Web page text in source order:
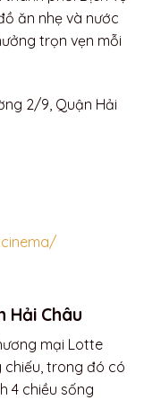
ăn nhẹ và nước
trọn vẹn mỗi
2/9, Quận Hải
Hải Châu
mại Lotte
chiếu, trong đó có
4 chiều sống